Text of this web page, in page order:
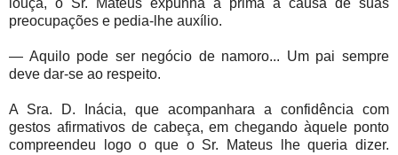
preocupações e pedia-lhe auxílio.
— Aquilo pode ser negócio de namoro... Um pai sempre
deve dar-se ao respeito.
A Sra. D. Inácia, que acompanhara a confidência com
gestos afirmativos de cabeça, em chegando àquele ponto
compreendeu logo o que o Sr. Mateus lhe queria dizer.